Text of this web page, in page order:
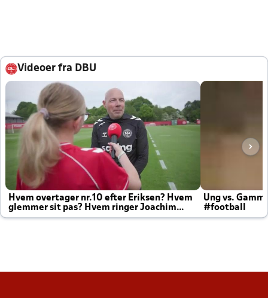
Videoer fra DBU
Hvem overtager nr.10 efter Eriksen? Hvem
glemmer sit pas? Hvem ringer Joachim
altid til efter kampe?
Ung vs.
#football